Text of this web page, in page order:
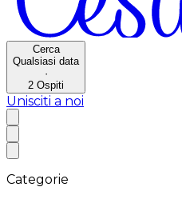
Cerca
Qualsiasi data
·
2 Ospiti
Unisciti a noi
Categorie